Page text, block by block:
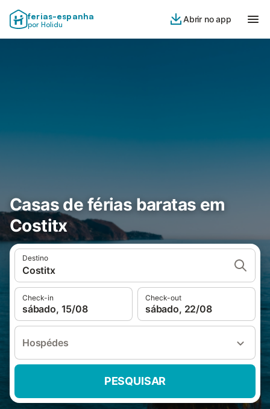
ferias-espanha
por Holidu
Abrir no app
Casas de férias baratas em
Costitx
Destino
Costitx
Check-in
sábado, 15/08
Check-out
sábado, 22/08
Hospédes
PESQUISAR